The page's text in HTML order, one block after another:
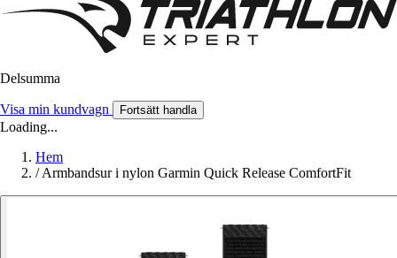
Delsumma
Visa min kundvagn Fortsätt handla
Loading...
Hem
/ Armbandsur i nylon Garmin Quick Release ComfortFit